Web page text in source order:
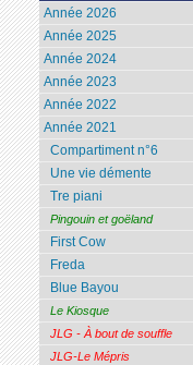
Année 2026
Année 2025
Année 2024
Année 2023
Année 2022
Année 2021
Compartiment n°6
Une vie démente
Tre piani
Pingouin et goëland
First Cow
Freda
Blue Bayou
Le Kiosque
JLG - À bout de souffle
JLG-Le Mépris